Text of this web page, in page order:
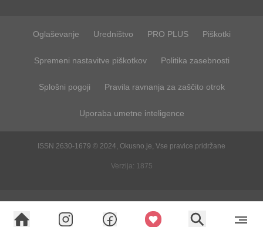
Oglaševanje Uredništvo PRO PLUS Piškotki
Spremeni nastavitve piškotkov Politika zasebnosti
Splošni pogoji Pravila ravnanja za zaščito otrok
Uporaba umetne inteligence
ISSN 2630-1679 © 2024, Okusno.je, Vse pravice pridržane
Verzija: 1875